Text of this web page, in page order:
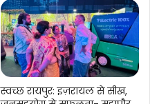
स्वच्छ रायपुर: इज़रायल से सीख,